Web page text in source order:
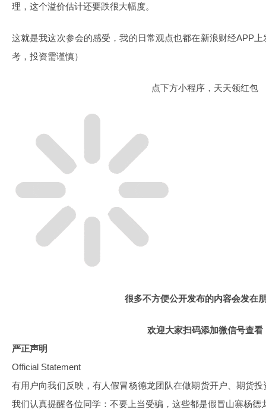
理，这个溢价估计还要跌很大幅度。
这就是我这次参会的感受，我的日常观点也都在新浪财经APP
考，投资需谨慎）
点下方小程序，天天领红包
很多不方便公开发布的内容会发在
欢迎大家扫码添加微信号查看
严正声明
Official Statement
有用户向我们反映，有人假冒杨德龙团队在做期货开户、期货
我们认真提醒各位同学：不要上当受骗，这些都是假冒山寨杨德